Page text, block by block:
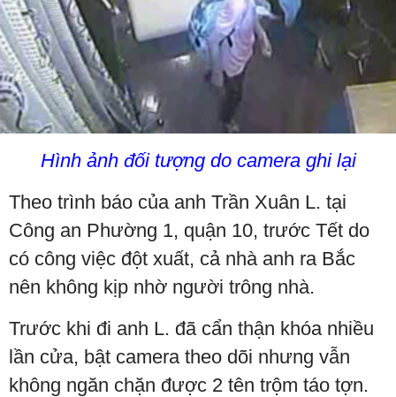
Hình ảnh đối tượng do camera ghi lại
Theo trình báo của anh Trần Xuân L. tại
Công an Phường 1, quận 10, trước Tết do
có công việc đột xuất, cả nhà anh ra Bắc
nên không kịp nhờ người trông nhà.
Trước khi đi anh L. đã cẩn thận khóa nhiều
lần cửa, bật camera theo dõi nhưng vẫn
không ngăn chặn được 2 tên trộm táo tợn.